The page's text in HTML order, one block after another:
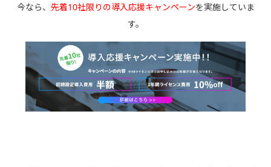
今なら、 先着10社限りの導入応援キャンペーンを実施していま
す。